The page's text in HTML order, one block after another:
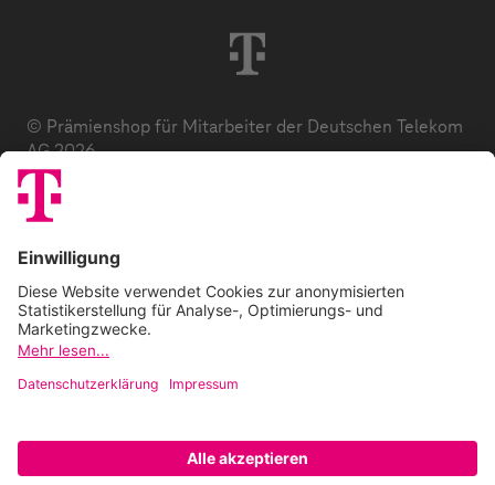
© Prämienshop für Mitarbeiter der Deutschen Telekom
AG 2026
Datenschutz
AGB
Impressum